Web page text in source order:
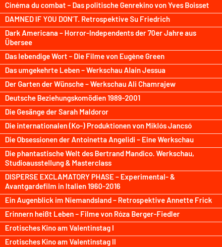
Cinéma du combat – Das politische Genrekino von Yves Boisset
DAMNED IF YOU DON’T. Retrospektive Su Friedrich
Dark Americana – Horror-Independents der 70er Jahre aus
Übersee
Das lebendige Wort – Die Filme von Eugène Green
Das umgekehrte Leben – Werkschau Alain Jessua
Der Garten der Wünsche – Werkschau Ali Chamrajew
Deutsche Beziehungskomödien 1989-2001
Die Gesänge der Sarah Maldoror
Die internationalen (Ko-) Produktionen von Miklós Jancsó
Die Obsessionen der Antoinetta Angelidi – Eine Werkschau
Die phantastische Welt des Bertrand Mandico. Werkschau,
Studioausstellung & Masterclass
DISPERSE EXCLAMATORY PHASE – Experimental- &
Avantgardefilm in Italien 1960-2016
Ein Augenblick im Niemandsland – Retrospektive Annette Frick
Erinnern heißt Leben – Filme von Róza Berger-Fiedler
Erotisches Kino am Valentinstag I
Erotisches Kino am Valentinstag II